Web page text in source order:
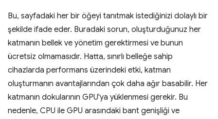
Bu, sayfadaki her bir öğeyi tanıtmak istediğinizi dolaylı bir
şekilde ifade eder. Buradaki sorun, oluşturduğunuz her
katmanın bellek ve yönetim gerektirmesi ve bunun
ücretsiz olmamasıdır. Hatta, sınırlı belleğe sahip
cihazlarda performans üzerindeki etki, katman
oluşturmanın avantajlarından çok daha ağır basabilir. Her
katmanın dokularının GPU'ya yüklenmesi gerekir. Bu
nedenle, CPU ile GPU arasındaki bant genişliği ve